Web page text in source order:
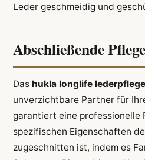
Leder geschmeidig und
Abschließende
Das hukla longlife
unverzichtbare Partner für
garantiert eine professionelle
spezifischen Eigenschaften
zugeschnitten ist, indem es